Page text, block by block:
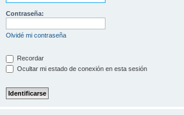
Contraseña:
Olvidé mi contraseña
Recordar
Ocultar mi estado de conexión en esta sesión